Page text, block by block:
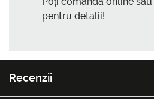
pentru detalii!
Recenzii